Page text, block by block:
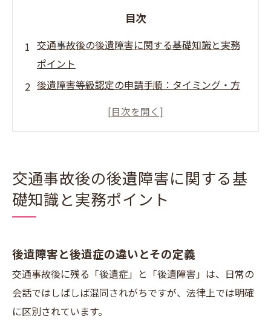
目次
交通事故後の後遺障害に関する基礎知識と実務
ポイント
後遺障害等級認定の申請手順：タイミング・方
追加・再申請戦略
後遺障害認定後の手続きと生活支援：障害者手
索疑問と実践アドバイス
院概要
交通事故後の後遺障害に関する基
礎知識と実務ポイント
後遺障害と後遺症の違いとその定義
交通事故後に残る「後遺症」と「後遺障害」は、日常の
会話ではしばしば混同されがちですが、法律上では明確
に区別されています。